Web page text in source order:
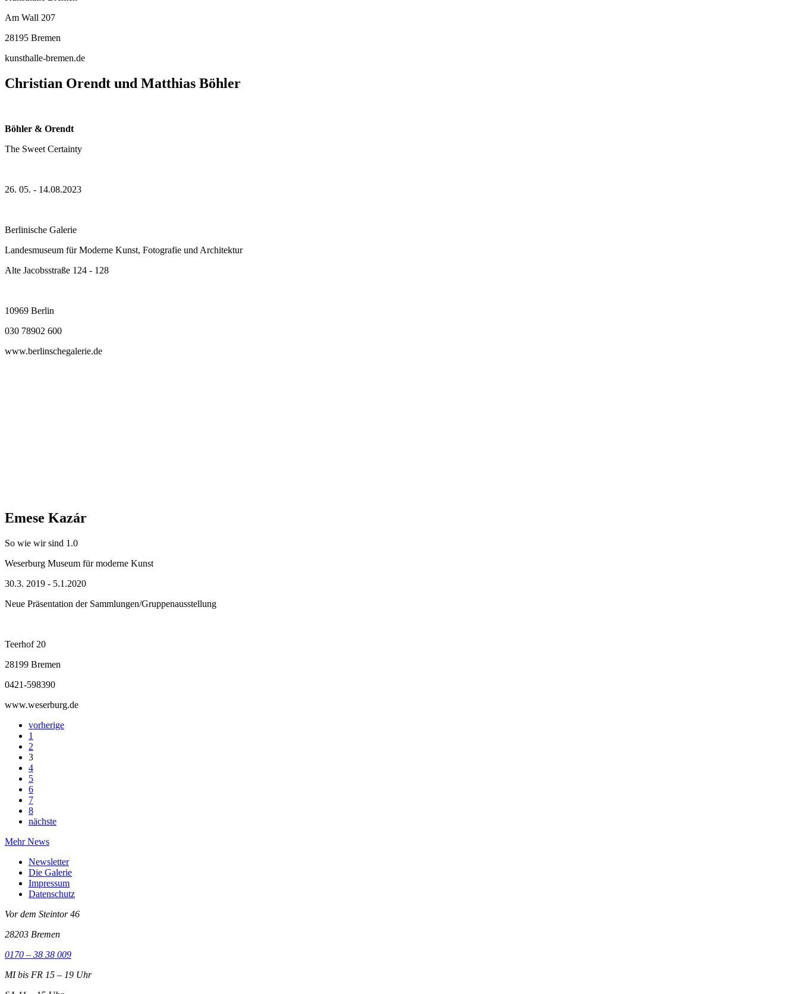
Am Wall 207
28195 Bremen
kunsthalle-bremen.de
Christian Orendt und Matthias Böhler
Böhler & Orendt
The Sweet Certainty
26. 05. - 14.08.2023
Berlinische Galerie
Landesmuseum für Moderne Kunst, Fotografie und Architektur
Alte Jacobsstraße 124 - 128
10969 Berlin
030 78902 600
www.berlinschegalerie.de
Emese Kazár
So wie wir sind 1.0
Weserburg Museum für moderne Kunst
30.3. 2019 - 5.1.2020
Neue Präsentation der Sammlungen/Gruppenausstellung
Teerhof 20
28199 Bremen
0421-598390
www.weserburg.de
vorherige
1
2
3
4
5
6
7
8
nächste
Mehr News
Newsletter
Die Galerie
Impressum
Datenschutz
Vor dem Steintor 46
28203 Bremen
0170 – 38 38 009
MI bis FR 15 – 19 Uhr